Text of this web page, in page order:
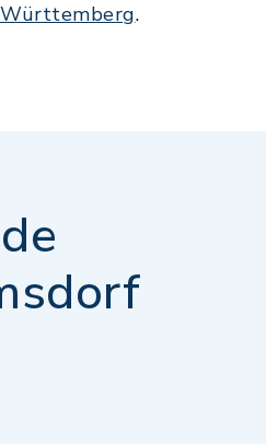
Württemberg.